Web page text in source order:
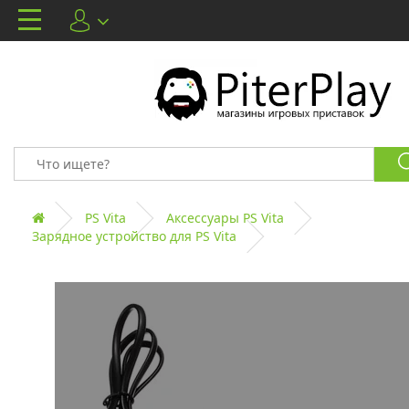
PS Vita
Аксессуары PS Vita
Зарядное устройство для PS Vita